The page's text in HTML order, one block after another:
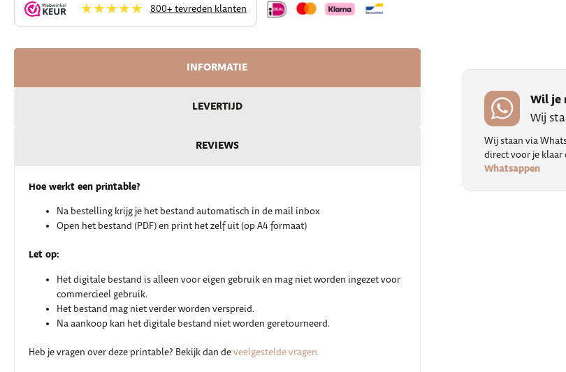
★★★★★ 800+ tevreden klanten
INFORMATIE
LEVERTIJD
REVIEWS
Hoe werkt een printable?
Na bestelling krijg je het bestand automatisch in de mail inbox
Open het bestand (PDF) en print het zelf uit (op A4 formaat)
Let op:
Het digitale bestand is alleen voor eigen gebruik en mag niet worden ingezet voor
commercieel gebruik.
Het bestand mag niet verder worden verspreid.
Na aankoop kan het digitale bestand niet worden geretourneerd.
Heb je vragen over deze printable? Bekijk dan deveelgestelde vragen.
Wil je
Wij
Wij staan via
direct voor je klaar
Whatsappen